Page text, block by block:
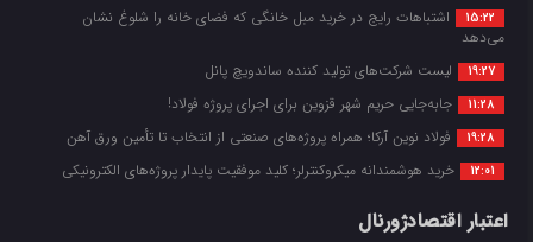
15:22
اشتباهات رایج در خرید مبل خانگی که فضای خانه را شلوغ نشان
می‌دهد
19:27 لیست شرکت‌های تولید کننده ساندویچ پانل
11:28 جابه‌جایی حریم شهر قزوین برای اجرای پروژه فولاد!
19:28 فولاد نوین آرکا؛ همراه پروژه‌های صنعتی از انتخاب تا تأمین ورق آهن
12:01 خرید هوشمندانه میکروکنترلر؛ کلید موفقیت پایدار پروژه‌های الکترونیکی
اعتبار اقتصادژورنال